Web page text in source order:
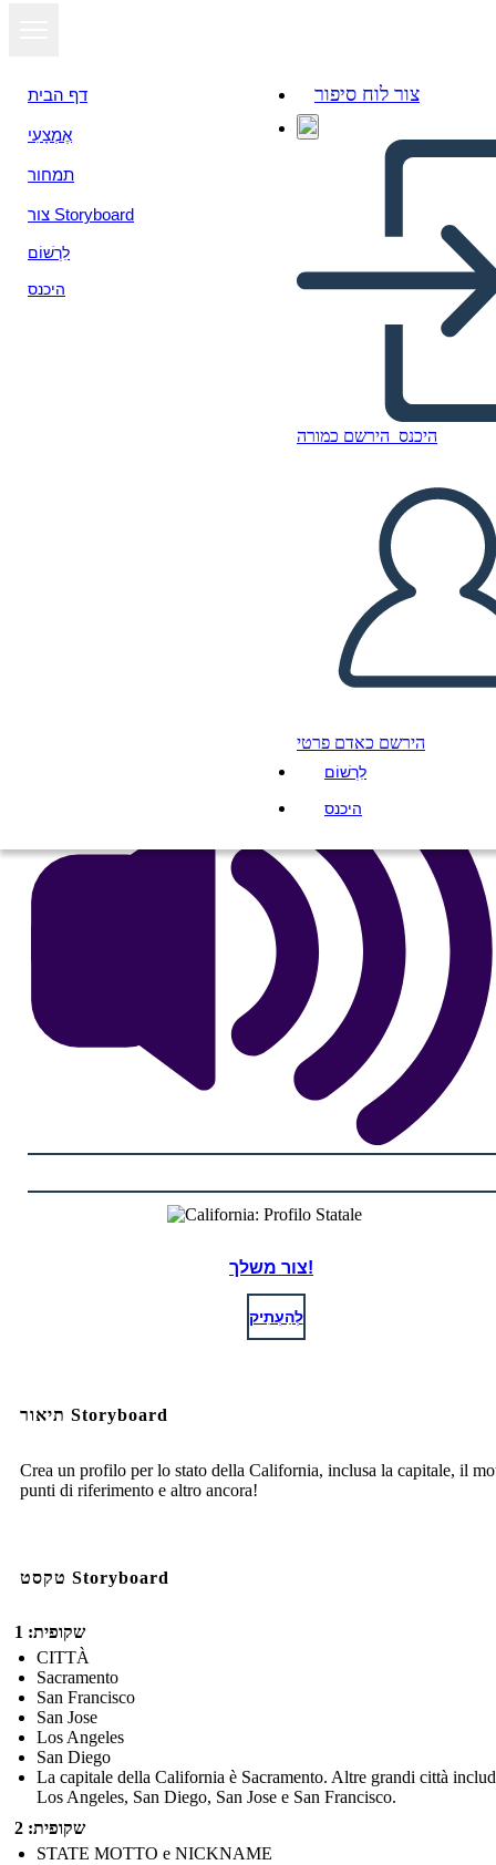
דף הבית
אֶמְצָעִי
תמחור
צור Storyboard
לִרְשׁוֹם
היכנס
צור לוח סיפור
היכנס הירשם כמורה
הירשם כאדם פרטי
לִרְשׁוֹם
היכנס
California: Profilo Statale
צור משלך!
לְהַעְתִיק
תיאור Storyboard
Crea un profilo per lo stato della California, inclusa la capitale, il
punti di riferimento e altro ancora!
טקסט Storyboard
שקופית: 1
CITTÀ
Sacramento
San Francisco
San Jose
Los Angeles
San Diego
La capitale della California è Sacramento. Altre grandi città
Los Angeles, San Diego, San Jose e San Francisco.
שקופית: 2
STATE MOTTO e NICKNAME